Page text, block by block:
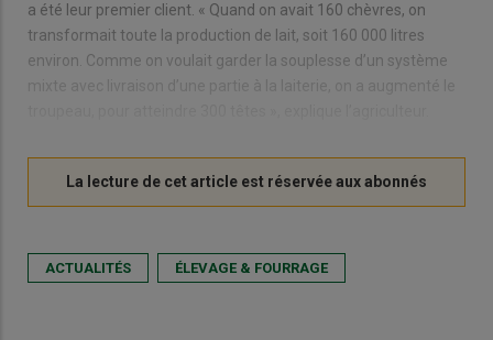
a été leur premier client. « Quand on avait 160 chèvres, on
transformait toute la production de lait, soit 160 000 litres
environ. Comme on voulait garder la souplesse d’un système
mixte avec livraison d’une partie à la laiterie, on a augmenté le
ACTUALITÉS ÉLEVAGE & FOURRAGE